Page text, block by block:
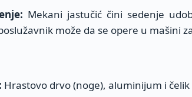
Mekani jastučić čini sedenje
može da se opere u mašini
Hrastovo drvo (noge), aluminijum i